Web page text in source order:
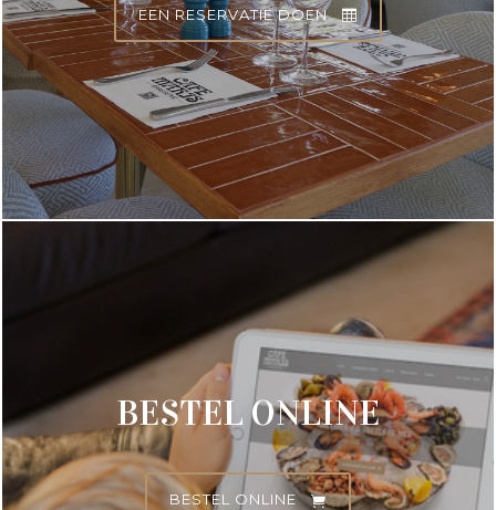
EEN RESERVATIE DOEN
BESTEL ONLINE
BESTEL ONLINE